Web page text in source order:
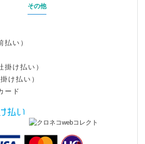
その他
払い）
掛け払い）
け払い）
ード